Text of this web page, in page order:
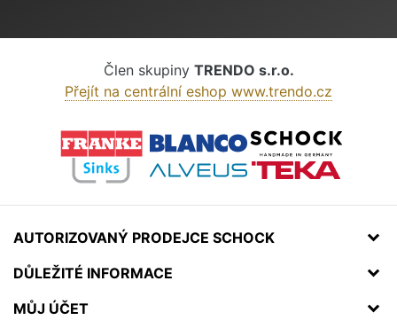
Člen skupiny TRENDO s.r.o.
Přejít na centrální eshop www.trendo.cz
AUTORIZOVANÝ PRODEJCE SCHOCK
DŮLEŽITÉ INFORMACE
MŮJ ÚČET